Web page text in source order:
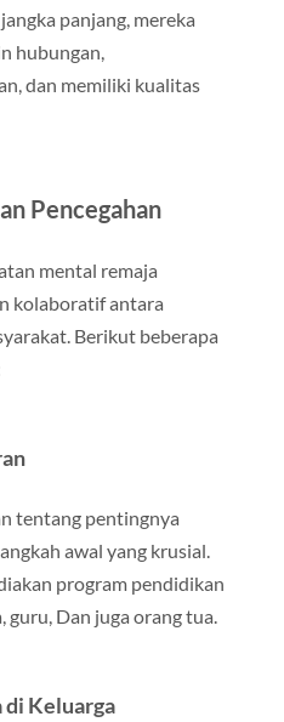
panjang, mereka
hubungan,
dan memiliki kualitas
Pencegahan
mental remaja
kolaboratif antara
Berikut beberapa
tentang pentingnya
awal yang krusial.
program pendidikan
Dan juga orang tua.
di Keluarga